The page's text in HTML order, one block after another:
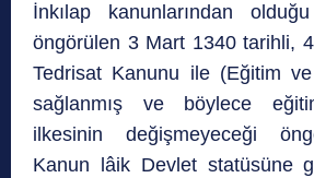
İnkılap kanunlarından
öngörülen 3 Mart 1340 tarihli,
Tedrisat Kanunu ile (Eğitim
sağlanmış ve böylece
ilkesinin değişmeyeceği
Kanun lâik Devlet statüsüne